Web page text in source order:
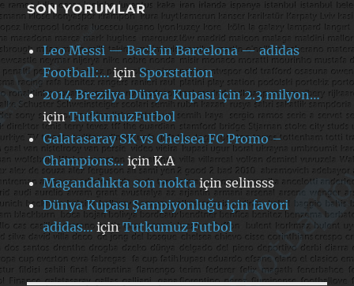
SON YORUMLAR
Leo Messi — Back in Barcelona — adidas
Football:… için Sporstation
2014 Brezilya Dünya Kupası için 2.3 milyon…
içinTutkumuzFutbol
Galatasaray SK vs Chelsea FC Promo –
Champions… içinK.A
Magandalıkta son noktaiçinselinsss
Dünya Kupası Şampiyonluğu için favori
adidas… içinTutkumuz Futbol